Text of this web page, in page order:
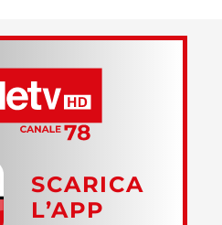
SCARICA
L’APP